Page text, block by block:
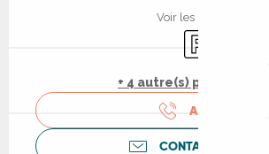
Voir les horaires
Parking
+ 4 autre(s)
APPELER
CONTACTEZ-NOUS